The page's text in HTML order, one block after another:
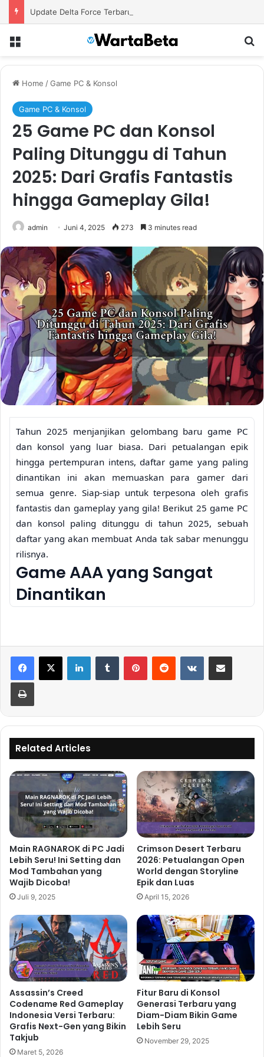
Home /Game PC & Konsol
Game PC & Konsol
25 Game PC dan Konsol
Paling Ditunggu di Tahun
2025: Dari Grafis Fantastis
hingga Gameplay Gila!
admin Juni 4, 2025 273 3 minutes read
Tahun 2025 menjanjikan gelombang baru game PC
dan konsol yang luar biasa. Dari petualangan epik
hingga pertempuran intens, daftar game yang paling
dinantikan ini akan memuaskan para gamer dari
semua genre. Siap-siap untuk terpesona oleh grafis
fantastis dan gameplay yang gila! Berikut 25 game PC
dan konsol paling ditunggu di tahun 2025, sebuah
daftar yang akan membuat Anda tak sabar menunggu
rilisnya.
Game AAA yang Sangat
Dinantikan
Tahun 2025 akan dibanjiri oleh game-game dunia
terbuka yang menawarkan pengalaman bermain yang
mendalam dan luas. Salah satu yang paling dinantikan
adalah
menawan. Eksplorasi dunia yang luas, selesaikan quest
yang menantang, dan temukan rahasia yang
tersembunyi. Game ini menjanjikan ratusan jam
gameplay dan sebuah pengalaman yang tak
terlupakan. Sistem pertarungannya yang dinamis dan
sistem crafting yang kompleks akan membuat Anda
selalu tertantang.
Related Articles
Borderlands 4 Hadir Sebagai
Generasi Baru Loot Shooter dengan
Petualangan Lebih Luas dan Intens
49 menit ago
Doom The Dark Ages Hadirkan
Pengalaman FPS Bergaya Medieval
dengan Teknologi Visual Modern
1 hari ago
Battlefield 6 Membawa Evolusi
Game Perang Modern dengan Mode
Related Articles
Main RAGNAROK di PC Jadi
Lebih Seru! Ini Setting dan
Mod Tambahan yang
Wajib Dicoba!
Juli 9, 2025
Crimson Desert Terbaru
2026: Petualangan Open
World dengan Storyline
Epik dan Luas
April 15, 2026
Assassin’s Creed
Codename Red Gameplay
Indonesia Versi Terbaru:
Grafis Next-Gen yang Bikin
Takjub
Maret 5, 2026
Fitur Baru di Konsol
Generasi Terbaru yang
Diam-Diam Bikin Game
Lebih Seru
November 29, 2025